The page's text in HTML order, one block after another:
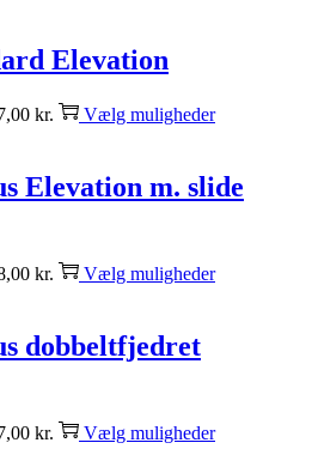
Elevation
kr. Vælg muligheder
Elevation m. slide
kr. Vælg muligheder
dobbeltfjedret
kr. Vælg muligheder